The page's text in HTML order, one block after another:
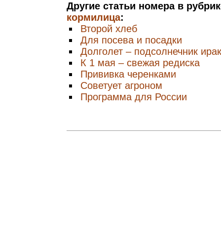
Другие статьи номера в
кормилица:
Второй хлеб
Для посева и посадки
Долголет – подсолнечник
К 1 мая – свежая редиска
Прививка черенками
Советует агроном
Программа для России